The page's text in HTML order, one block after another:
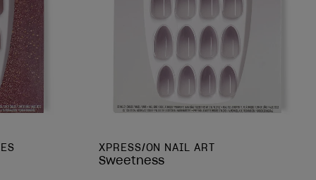
XPRESS/ON NAIL ART
Sweetness